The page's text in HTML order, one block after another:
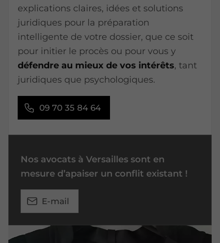
explications claires, idées et solutions
juridiques pour la préparation
intelligente de votre dossier, que ce soit
pour initier le procès ou pour vous y
défendre au mieux de vos intérêts, tant
juridiques que psychologiques.
09 70 35 84 64
Nos avocats à Versailles sont en
mesure d’apaiser un conflit existant !
E-mail